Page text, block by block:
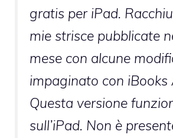
gratis per iPad.
mie strisce pubblicate
mese con alcune
impaginato con iBooks
Questa versione
sull’iPad. Non è